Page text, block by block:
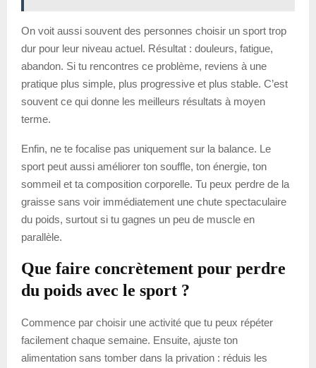
On voit aussi souvent des personnes choisir un sport trop
dur pour leur niveau actuel. Résultat : douleurs, fatigue,
abandon. Si tu rencontres ce problème, reviens à une
pratique plus simple, plus progressive et plus stable. C’est
souvent ce qui donne les meilleurs résultats à moyen
terme.
Enfin, ne te focalise pas uniquement sur la balance. Le
sport peut aussi améliorer ton souffle, ton énergie, ton
sommeil et ta composition corporelle. Tu peux perdre de la
graisse sans voir immédiatement une chute spectaculaire
du poids, surtout si tu gagnes un peu de muscle en
parallèle.
Que faire concrètement pour perdre
du poids avec le sport ?
Commence par choisir une activité que tu peux répéter
facilement chaque semaine. Ensuite, ajuste ton
alimentation sans tomber dans la privation : réduis les